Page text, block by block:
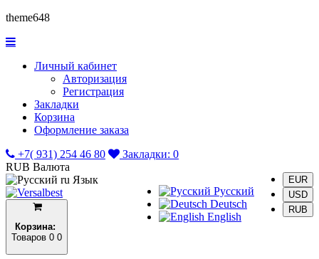
theme648
Личный кабинет
Авторизация
Регистрация
Закладки
Корзина
Оформление заказа
+7( 931) 254 46 80
Закладки: 0
RUB Валюта
EUR
USD
RUB
ru Язык
Русский
Deutsch
English
Корзина:
Товаров 0 0